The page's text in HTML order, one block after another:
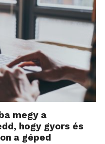
megy a
hogy gyors és
a géped